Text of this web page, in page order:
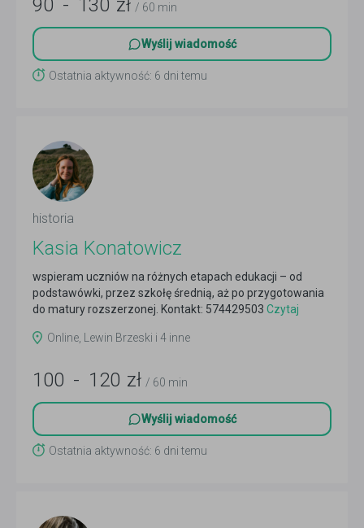
90 - 130 zł / 60 min
Wyślij wiadomość
Ostatnia aktywność: 6 dni temu
historia
Kasia Konatowicz
wspieram uczniów na różnych etapach edukacji – od
podstawówki, przez szkołę średnią, aż po przygotowania
do matury rozszerzonej. Kontakt: 574429503 Czytaj
Online, Lewin Brzeski i 4 inne
100 - 120 zł / 60 min
Wyślij wiadomość
Ostatnia aktywność: 6 dni temu